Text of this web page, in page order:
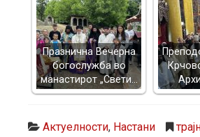
Празнична Вечерна
богослужба во
манастирот „Свети…
Актуелности, Настани